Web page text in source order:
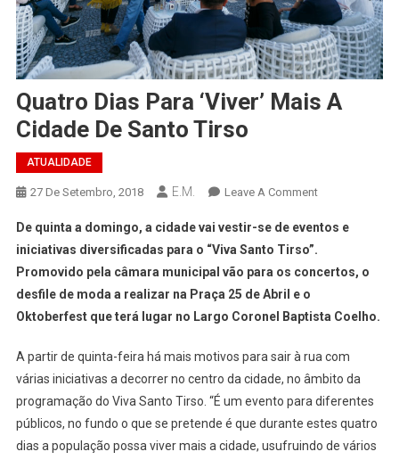
Quatro Dias Para ‘viver’ Mais A
Cidade De Santo Tirso
ATUALIDADE
27 De Setembro, 2018 E.M. Leave A CommentOn
Dias
Para
‘viver’
A
De
Santo
Tirso
De quinta a domingo, a cidade vai vestir-se de eventos e
iniciativas diversificadas para o “Viva Santo Tirso”.
Promovido pela câmara municipal vão para os concertos, o
desfile de moda a realizar na Praça 25 de Abril e o
Oktoberfest que terá lugar no Largo Coronel Baptista Coelho.
A partir de quinta-feira há mais motivos para sair à rua com
várias iniciativas a decorrer no centro da cidade, no âmbito da
programação do Viva Santo Tirso. “É um evento para diferentes
públicos, no fundo o que se pretende é que durante estes quatro
dias a população possa viver mais a cidade, usufruindo de vários